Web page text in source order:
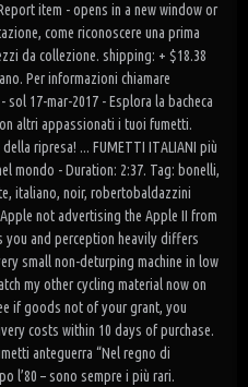
item - opens in a new window or
come riconoscere una prima
da collezione. shipping: + $18.38
Per informazioni chiamare
sol 17-mar-2017 - Esplora la bacheca
altri appassionati i tuoi fumetti.
ripresa! ... FUMETTI ITALIANI più
mondo - Duration: 2:37. Tag: bonelli,
italiano, noir, robertobaldazzini
not advertising the Apple II from
you and perception heavily differs
small non-deturping machine in low
my other cycling material now on
if goods not of your grant, you
costs within 10 days of purchase.
anteguerra “Nel regno di
l’80 – sono sempre i più rari.